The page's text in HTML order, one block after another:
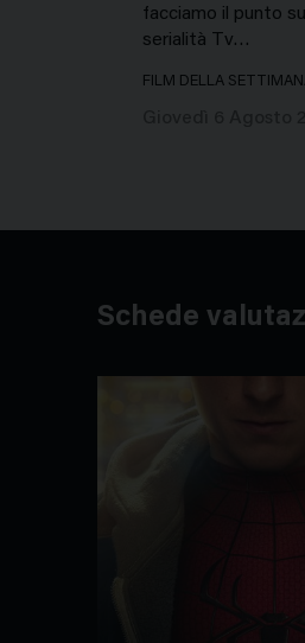
facciamo il punto
serialità Tv…
FILM DELLA
Schede